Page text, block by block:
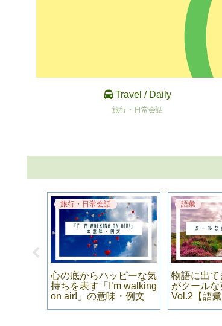
Travel / Daily
旅行・日常会話
旅行・日常会話
心の底からハッピーな気
持ちを表す「I’m walking
on air!」の意味・例文
語彙
物語に出
がクールな
Vol.2【語彙